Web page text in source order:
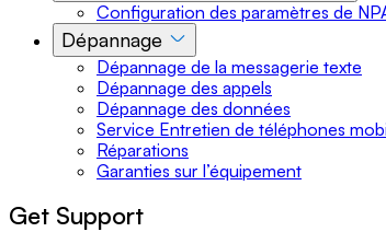
Configuration des paramètres de
Dépannage
Dépannage de la messagerie texte
Dépannage des appels
Dépannage des données
Service Entretien de téléphones
Réparations
Garanties sur l’équipement
Get Support